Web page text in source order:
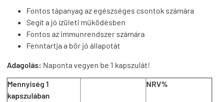
Fontos tápanyag az egészséges csontok számára
Segít a jó ízületi működésben
Fontos az immunrendszer számára
Fenntartja a bőr jó állapotát
Adagolás: Naponta vegyen be 1 kapszulát!
Mennyiség 1
kapszulában
NRV%